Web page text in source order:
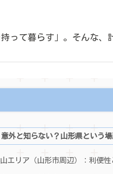
持って暮らす」。そんな
意外と知らない？山形県という場
エリア（山形市周辺）：利便